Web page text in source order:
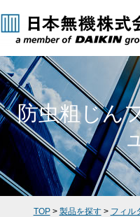
防虫粗じん
TOP> 製品を探す> フィル